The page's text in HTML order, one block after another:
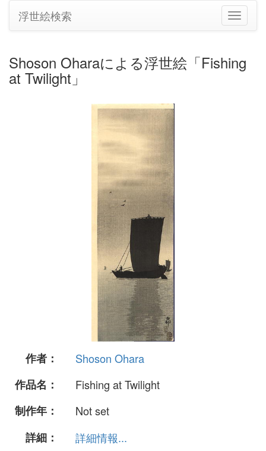
ナ
ビ
シ
浮世絵検索
Shoson Oharaによる浮世絵「Fishing
at Twilight」
作者：
Shoson Ohara
作品名：
Fishing at Twilight
制作年：
Not set
詳細：
詳細情報...